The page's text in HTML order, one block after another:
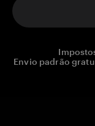
Envio padrão